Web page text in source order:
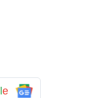
e